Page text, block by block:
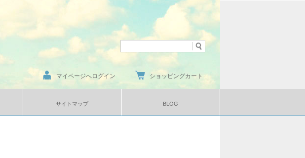
マイページへログイン ショッピングカート
サイトマップ BLOG